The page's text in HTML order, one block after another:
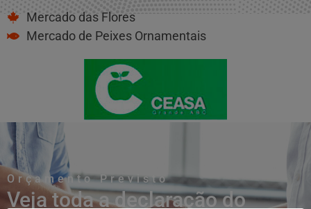
Mercado das Flores
Mercado de Peixes Ornamentais
Orçamento Previsto
Veja toda a declaração do